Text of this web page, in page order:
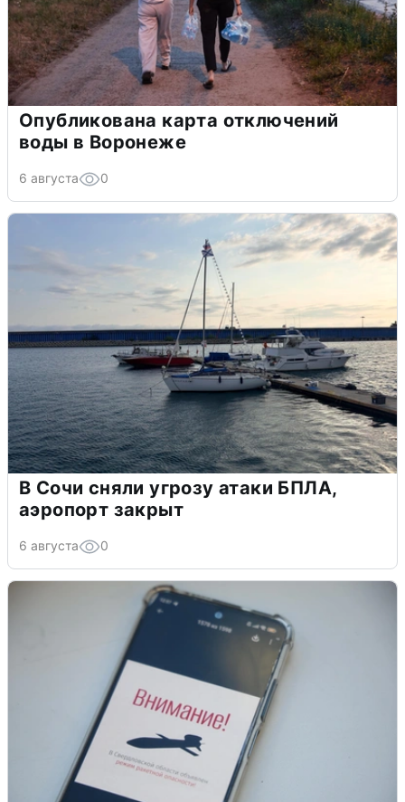
Опубликована карта отключений
воды в Воронеже
6 августа 0
В Сочи сняли угрозу атаки БПЛА,
аэропорт закрыт
6 августа 0